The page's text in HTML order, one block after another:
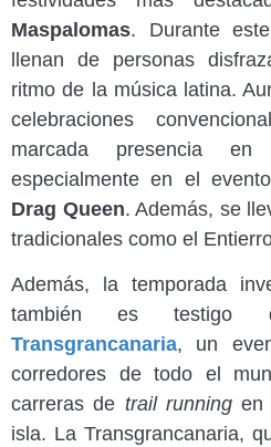
Maspalomas. Durante
llenan de personas
ritmo de la música latina.
celebraciones
marcada presencia
especialmente en el
Drag Queen. Además, se
tradicionales como el
Además, la temporada
también es testigo
Transgrancanaria, un
corredores de todo el
carreras de trail runningen
isla. La Transgrancanaria,